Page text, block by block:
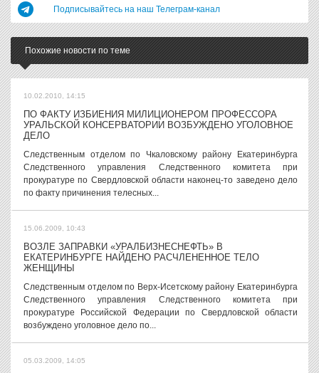
Подписывайтесь на наш Телеграм-канал
Похожие новости по теме
10.02.2010, 14:15
ПО ФАКТУ ИЗБИЕНИЯ МИЛИЦИОНЕРОМ ПРОФЕССОРА
УРАЛЬСКОЙ КОНСЕРВАТОРИИ ВОЗБУЖДЕНО УГОЛОВНОЕ
ДЕЛО
Следственным отделом по Чкаловскому району Екатеринбурга
Следственного управления Следственного комитета при
прокуратуре по Свердловской области наконец-то заведено дело
по факту причинения телесных...
15.06.2009, 10:43
ВОЗЛЕ ЗАПРАВКИ «УРАЛБИЗНЕСНЕФТЬ» В
ЕКАТЕРИНБУРГЕ НАЙДЕНО РАСЧЛЕНЕННОЕ ТЕЛО
ЖЕНЩИНЫ
Следственным отделом по Верх-Исетскому району Екатеринбурга
Следственного управления Следственного комитета при
прокуратуре Российской Федерации по Свердловской области
возбуждено уголовное дело по...
05.03.2009, 14:05